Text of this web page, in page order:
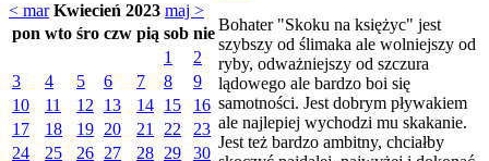
< mar Kwiecień 2023 maj >
pon wto śro czw pią sob nie
1
2
3
4 5 6 7 8
9
10
11 12 13 14 15
16
17
18 19 20 21 22
23
24
25 26 27 28 29 30
Bohater "Skoku na księżyc" jest
szybszy od ślimaka ale wolniejszy od
ryby, odważniejszy od szczura
lądowego ale bardzo boi się
samotności. Jest dobrym pływakiem
ale najlepiej wychodzi mu skakanie.
Jest też bardzo ambitny, chciałby